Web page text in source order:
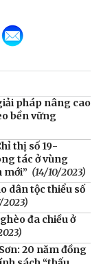
pháp nâng cao
bền vững
thị số 19-
tác ở vùng
mới” (14/10/2023)
dân tộc thiểu số
đa chiều ở
20 năm đồng